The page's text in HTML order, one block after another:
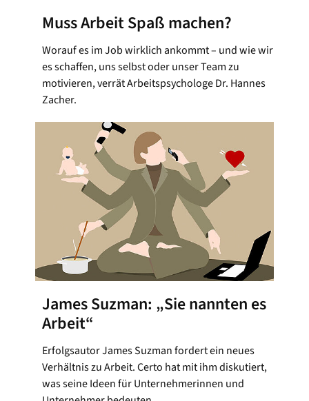
Muss Arbeit Spaß machen?
Worauf es im Job wirklich ankommt – und wie wir
es schaffen, uns selbst oder unser Team zu
motivieren, verrät Arbeitspsychologe Dr. Hannes
Zacher.
James Suzman: „Sie nannten es
Arbeit“
Erfolgsautor James Suzman fordert ein neues
Verhältnis zu Arbeit. Certo hat mit ihm diskutiert,
was seine Ideen für Unternehmerinnen und